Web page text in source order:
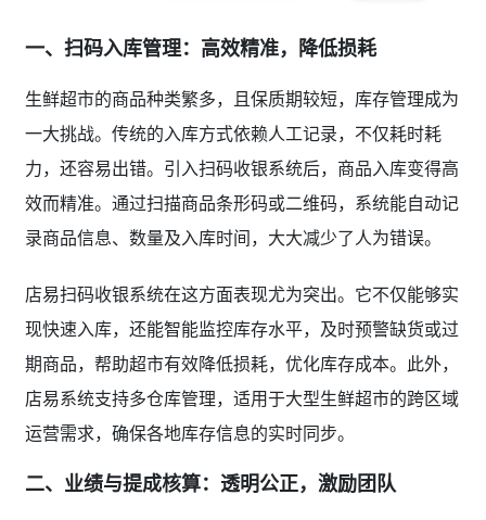
一、扫码入库管理：高效精准，降低损耗
生鲜超市的商品种类繁多，且保质期较短，库存管理成为
一大挑战。传统的入库方式依赖人工记录，不仅耗时耗
力，还容易出错。引入扫码收银系统后，商品入库变得高
效而精准。通过扫描商品条形码或二维码，系统能自动记
录商品信息、数量及入库时间，大大减少了人为错误。
店易扫码收银系统在这方面表现尤为突出。它不仅能够实
现快速入库，还能智能监控库存水平，及时预警缺货或过
期商品，帮助超市有效降低损耗，优化库存成本。此外，
店易系统支持多仓库管理，适用于大型生鲜超市的跨区域
运营需求，确保各地库存信息的实时同步。
二、业绩与提成核算：透明公正，激励团队